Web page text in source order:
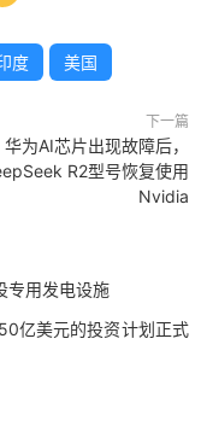
度 美国
下一篇
华为AI芯片出现故障后，
R2型号恢复使用
Nvidia
专用发电设施
亿美元的投资计划正式